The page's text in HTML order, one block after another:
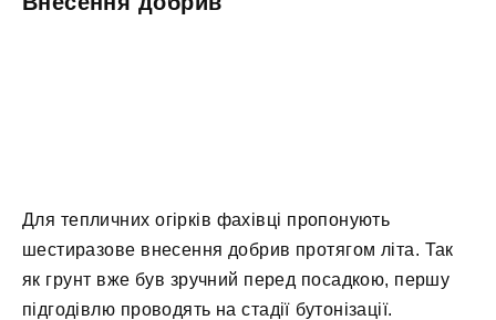
Для тепличних огірків фахівці пропонують
шестиразове внесення добрив протягом літа. Так
як грунт вже був зручний перед посадкою, першу
підгодівлю проводять на стадії бутонізації.